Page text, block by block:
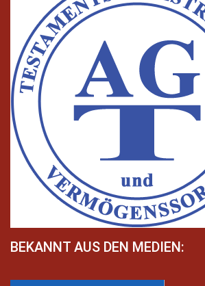
BEKANNT AUS DEN MEDIEN: